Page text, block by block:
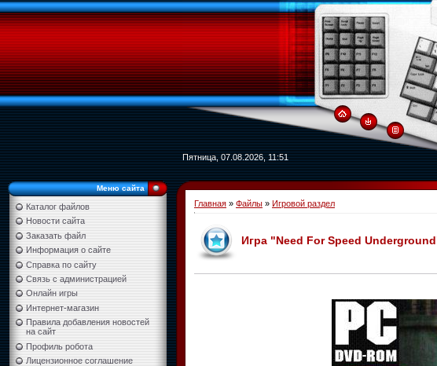
Пятница, 07.08.2026, 11:51
Меню сайта
Каталог файлов
Новости сайта
Заказать файл
Информация о сайте
Справка по сайту
Связь с администрацией
Онлайн игры
Интернет-магазин
Правила добавления новостей
на сайт
Профиль робота
Лицензионное соглашение
Главная » Файлы » Игровой раздел
Игра "Need For Speed